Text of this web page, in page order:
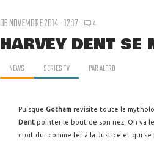
06 NOVEMBRE 2014 - 12:17 4
HARVEY DENT SE
NEWS SERIES TV PARALFRO
Puisque Gotham revisite toute la
Dent pointer le bout de son nez. On va
croit dur comme fer à la Justice et qui se